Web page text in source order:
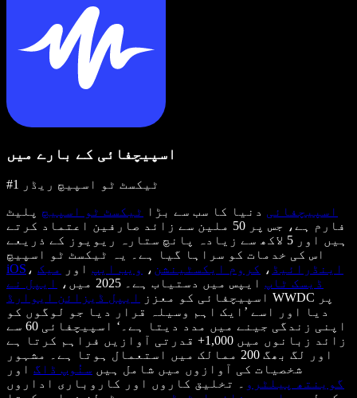
اسپیچفائی کے بارے میں
#1 ٹیکسٹ ٹو اسپیچ ریڈر
اسپیچفائی دنیا کا سب سے بڑا ٹیکسٹ ٹو اسپیچ پلیٹ
فارم ہے، جس پر 50 ملین سے زائد صارفین اعتماد کرتے
ہیں اور 5 لاکھ سے زیادہ پانچ ستارہ ریویوز کے ذریعے
اس کی خدمات کو سراہا گیا ہے۔ یہ ٹیکسٹ ٹو اسپیچ
iOS ، اینڈرائیڈ ، کروم ایکسٹینشن ، ویب ایپ اور
میک
ڈیسک ٹاپ ایپس میں دستیاب ہے۔ 2025 میں،
ایپل نے
اسپیچفائی کو معزز
ایپل ڈیزائن ایوارڈ
WWDC پر
دیا اور اسے ’ایک اہم وسیلہ قرار دیا جو لوگوں کو
اپنی زندگی جینے میں مدد دیتا ہے۔‘ اسپیچفائی 60 سے
زائد زبانوں میں 1,000+ قدرتی آوازیں فراہم کرتا ہے
اور لگ بھگ 200 ممالک میں استعمال ہوتا ہے۔ مشہور
شخصیات کی آوازوں میں شامل ہیں سنُوپ ڈاگ اور
گوینتھ پیلٹرو ۔ تخلیق کاروں اور کاروباری اداروں